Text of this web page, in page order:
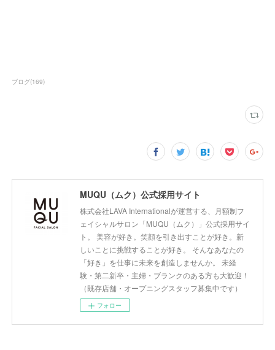
ブログ(169)
MUQU（ムク）公式採用サイト
株式会社LAVA Internationalが運営する、月額制フ
ェイシャルサロン「MUQU（ムク）」公式採用サイ
ト。 美容が好き。笑顔を引き出すことが好き。新
しいことに挑戦することが好き。 そんなあなたの
「好き」を仕事に未来を創造しませんか。 未経
験・第二新卒・主婦・ブランクのある方も大歓迎！
（既存店舗・オープニングスタッフ募集中です）
フォロー